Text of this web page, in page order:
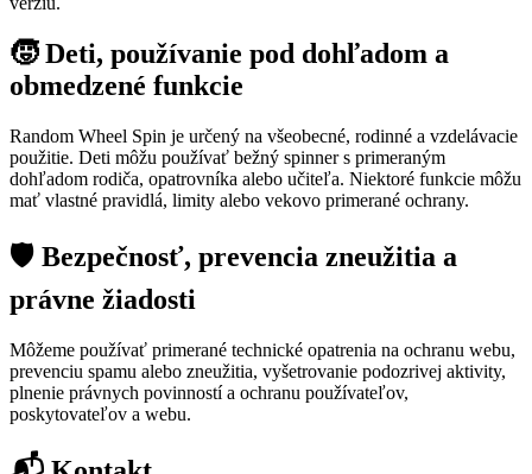
🧒 Deti, používanie pod dohľadom a
obmedzené funkcie
Random Wheel Spin je určený na všeobecné, rodinné a vzdelávacie
použitie. Deti môžu používať bežný spinner s primeraným
dohľadom rodiča, opatrovníka alebo učiteľa. Niektoré funkcie môžu
mať vlastné pravidlá, limity alebo vekovo primerané ochrany.
🛡️ Bezpečnosť, prevencia zneužitia a
právne žiadosti
Môžeme používať primerané technické opatrenia na ochranu webu,
prevenciu spamu alebo zneužitia, vyšetrovanie podozrivej aktivity,
plnenie právnych povinností a ochranu používateľov,
poskytovateľov a webu.